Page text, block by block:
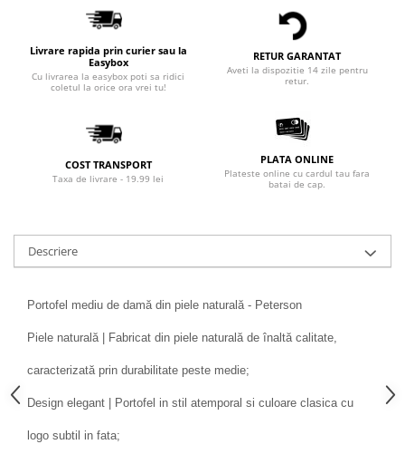
Livrare rapida prin curier sau la
Easybox
Cu livrarea la easybox poti sa ridici
coletul la orice ora vrei tu!
RETUR GARANTAT
Aveti la dispozitie 14 zile pentru
retur.
COST TRANSPORT
Taxa de livrare - 19.99 lei
PLATA ONLINE
Plateste online cu cardul tau fara
batai de cap.
Descriere
Portofel mediu de damă din piele naturală - Peterson
Piele naturală | Fabricat din piele naturală de înaltă calitate,
caracterizată prin durabilitate peste medie;
Design elegant | Portofel in stil atemporal si culoare clasica cu
logo subtil in fata;